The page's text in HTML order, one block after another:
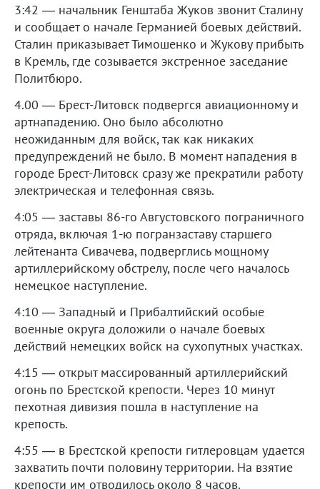
3:42 — начальник Генштаба Жуков звонит Сталину
и сообщает о начале Германией боевых действий.
Сталин приказывает Тимошенко и Жукову прибыть
в Кремль, где созывается экстренное заседание
Политбюро.
4.00 — Брест-Литовск подвергся авиационному и
артнападению. Оно было абсолютно
неожиданным для войск, так как никаких
предупреждений не было. В момент нападения в
городе Брест-Литовск сразу же прекратили работу
электрическая и телефонная связь.
4:05 — заставы 86-го Августовского пограничного
отряда, включая 1-ю погранзаставу старшего
лейтенанта Сивачева, подверглись мощному
артиллерийскому обстрелу, после чего началось
немецкое наступление.
4:10 — Западный и Прибалтийский особые
военные округа доложили о начале боевых
действий немецких войск на сухопутных участках.
4:15 — открыт массированный артиллерийский
огонь по Брестской крепости. Через 10 минут
пехотная дивизия пошла в наступление на
крепость.
4:55 — в Брестской крепости гитлеровцам удается
захватить почти половину территории. На взятие
крепости им отводилось около 8 часов.